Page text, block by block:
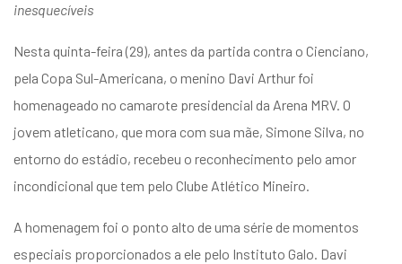
inesquecíveis
Nesta quinta-feira (29), antes da partida contra o Cienciano,
pela Copa Sul-Americana, o menino Davi Arthur foi
homenageado no camarote presidencial da Arena MRV. O
jovem atleticano, que mora com sua mãe, Simone Silva, no
entorno do estádio, recebeu o reconhecimento pelo amor
incondicional que tem pelo Clube Atlético Mineiro.
A homenagem foi o ponto alto de uma série de momentos
especiais proporcionados a ele pelo Instituto Galo. Davi